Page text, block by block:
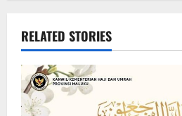
RELATED STORIES